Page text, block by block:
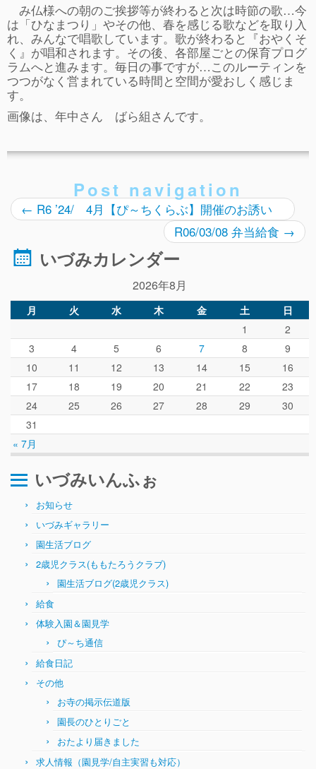
み仏様への朝のご挨拶等が終わると次は時節の歌…今
は「ひなまつり」やその他、春を感じる歌などを取り入
れ、みんなで唱歌しています。歌が終わると『おやくそ
く』が唱和されます。その後、各部屋ごとの保育プログ
ラムへと進みます。毎日の事ですが…このルーティンを
つつがなく営まれている時間と空間が愛おしく感じま
す。
画像は、年中さん ばら組さんです。
Post navigation
← R6 ’24/ 4月【ぴ～ちくらぶ】開催のお誘い
R06/03/08 弁当給食 →
いづみカレンダー
2026年8月
月 火 水 木 金 土 日
« 7月
1
2
3
4 5 6 7 8
9
10
11 12 13 14 15
16
17
18 19 20 21 22
23
24
25 26 27 28 29
30
31
いづみいんふぉ
お知らせ
いづみギャラリー
園生活ブログ
2歳児クラス(ももたろうクラブ)
園生活ブログ(2歳児クラス)
給食
体験入園＆園見学
ぴ～ち通信
給食日記
その他
お寺の掲示伝道版
園長のひとりごと
おたより届きました
求人情報（園見学/自主実習も対応）